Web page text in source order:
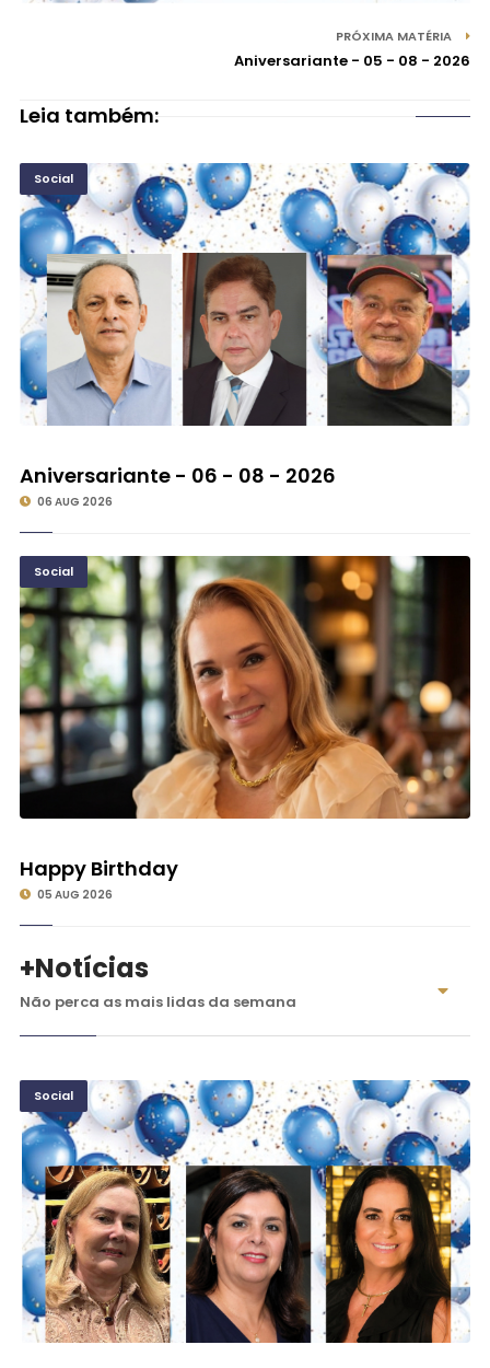
PRÓXIMA MATÉRIA
Aniversariante - 05 - 08 - 2026
Leia também:
Social
Aniversariante - 06 - 08 - 2026
06 AUG 2026
Social
Happy Birthday
05 AUG 2026
+Notícias
Não perca as mais lidas da semana
Social